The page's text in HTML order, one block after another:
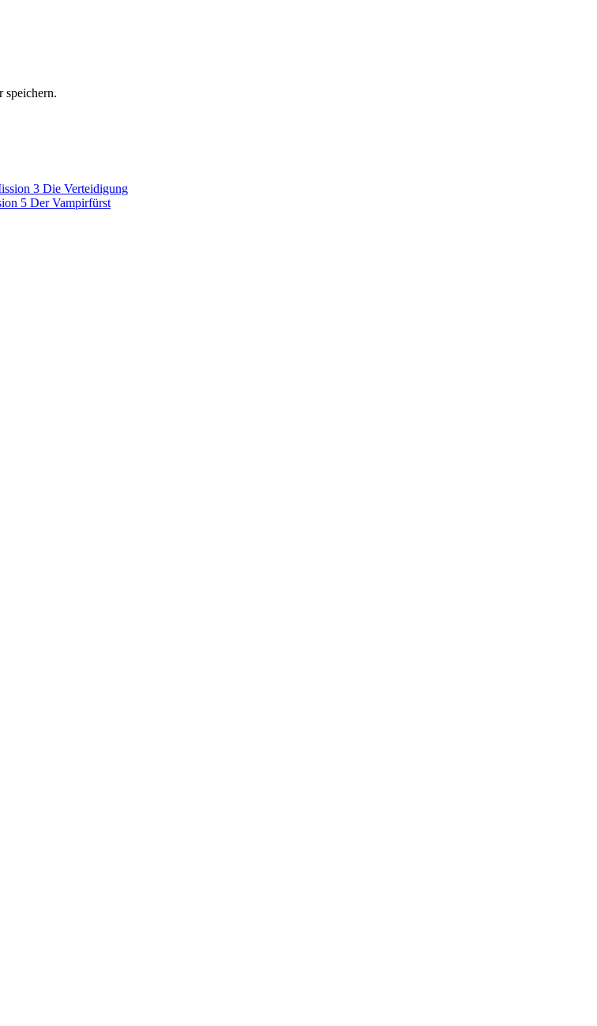
speichern.
3 Die Verteidigung
5 Der Vampirfürst